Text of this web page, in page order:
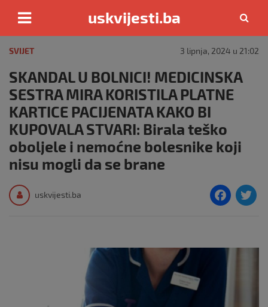
content
uskvijesti.ba
SVIJET 3 lipnja, 2024 u 21:02
SKANDAL U BOLNICI! MEDICINSKA
SESTRA MIRA KORISTILA PLATNE
KARTICE PACIJENATA KAKO BI
KUPOVALA STVARI: Birala teško
oboljele i nemoćne bolesnike koji
nisu mogli da se brane
uskvijesti.ba
F
e